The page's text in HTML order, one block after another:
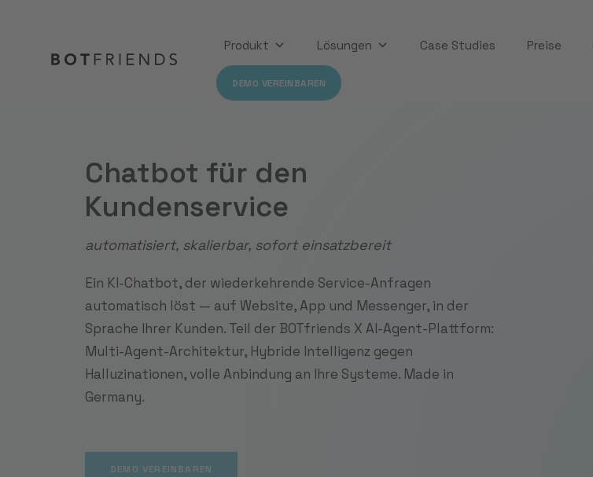
Produkt Lösungen Case Studies Preise
DEMO VEREINBAREN
Chatbot für den
Kundenservice
automatisiert, skalierbar, sofort einsatzbereit
Ein KI-Chatbot, der wiederkehrende Service-Anfragen
automatisch löst — auf Website, App und Messenger, in der
Sprache Ihrer Kunden. Teil der BOTfriends X AI-Agent-Plattform:
Multi-Agent-Architektur, Hybride Intelligenz gegen
Halluzinationen, volle Anbindung an Ihre Systeme. Made in
Germany.
DEMO VEREINBAREN